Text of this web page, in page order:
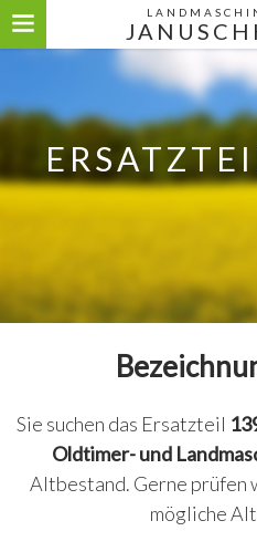
Sie suchen das Ersatzteil
Oldtimer- und
Altbestand. Gerne prüfen
mögliche